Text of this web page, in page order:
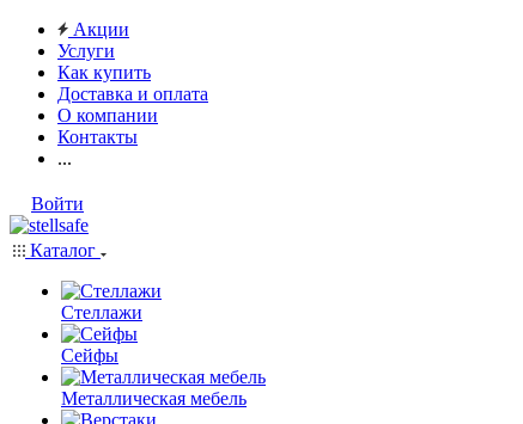
Акции
Услуги
Как купить
Доставка и оплата
О компании
Контакты
...
Войти
Каталог
Стеллажи
Сейфы
Металлическая мебель